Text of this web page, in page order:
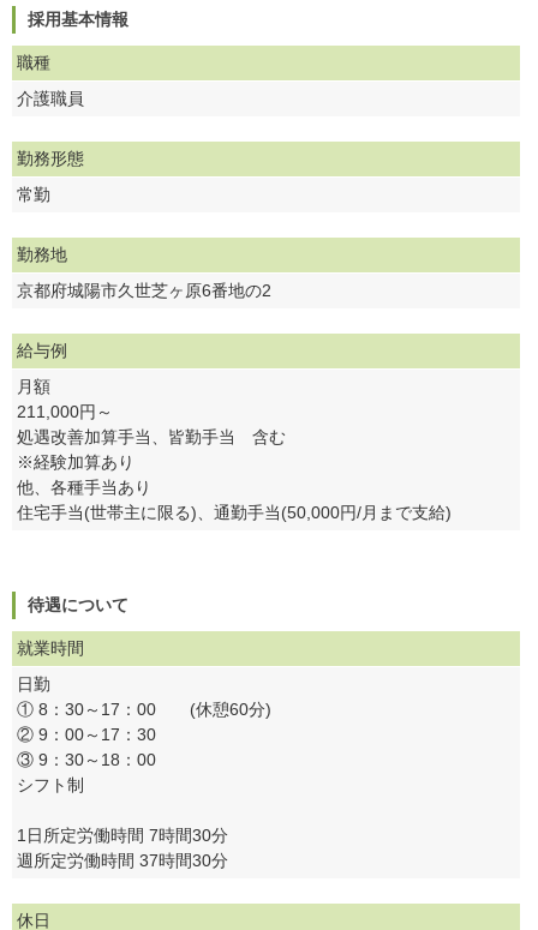
採用基本情報
職種
介護職員
勤務形態
常勤
勤務地
京都府城陽市久世芝ヶ原6番地の2
給与例
月額
211,000円～
処遇改善加算手当、皆勤手当 含む
※経験加算あり
他、各種手当あり
住宅手当(世帯主に限る)、通勤手当(50,000円/月まで支給)
待遇について
就業時間
日勤
① 8：30～17：00 (休憩60分)
② 9：00～17：30
③ 9：30～18：00
シフト制
1日所定労働時間 7時間30分
週所定労働時間 37時間30分
休日